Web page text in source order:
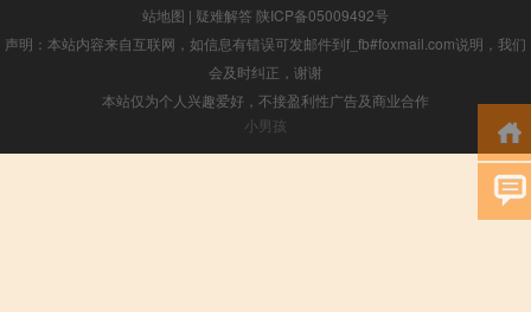
站地图 | 疑难解答 陕ICP备05009492号
声明：本站内容来自互联网，如信息有错误可发邮件到f_fb#foxmail.com说明，我们
会及时纠正，谢谢
本站仅为个人兴趣爱好，不接盈利性广告及商业合作
小男孩